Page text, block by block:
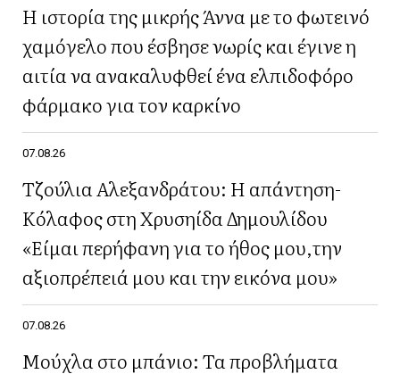
Η ιστορία της μικρής Άννα με το φωτεινό
χαμόγελο που έσβησε νωρίς και έγινε η
αιτία να ανακαλυφθεί ένα ελπιδοφόρο
φάρμακο για τον καρκίνο
07.08.26
Τζούλια Αλεξανδράτου: Η απάντηση-
Κόλαφος στη Χρυσηίδα Δημουλίδου
«Είμαι περήφανη για το ήθος μου,την
αξιοπρέπειά μου και την εικόνα μου»
07.08.26
Μούχλα στο μπάνιο: Τα προβλήματα